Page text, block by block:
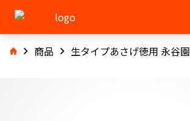
商品 生タイプあさげ徳用 永谷園